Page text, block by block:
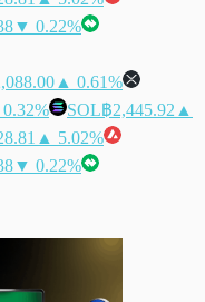
▼ 0.22%
▲ 0.61%
SOL฿2,445.92 ▲
▲ 5.02%
▼ 0.22%